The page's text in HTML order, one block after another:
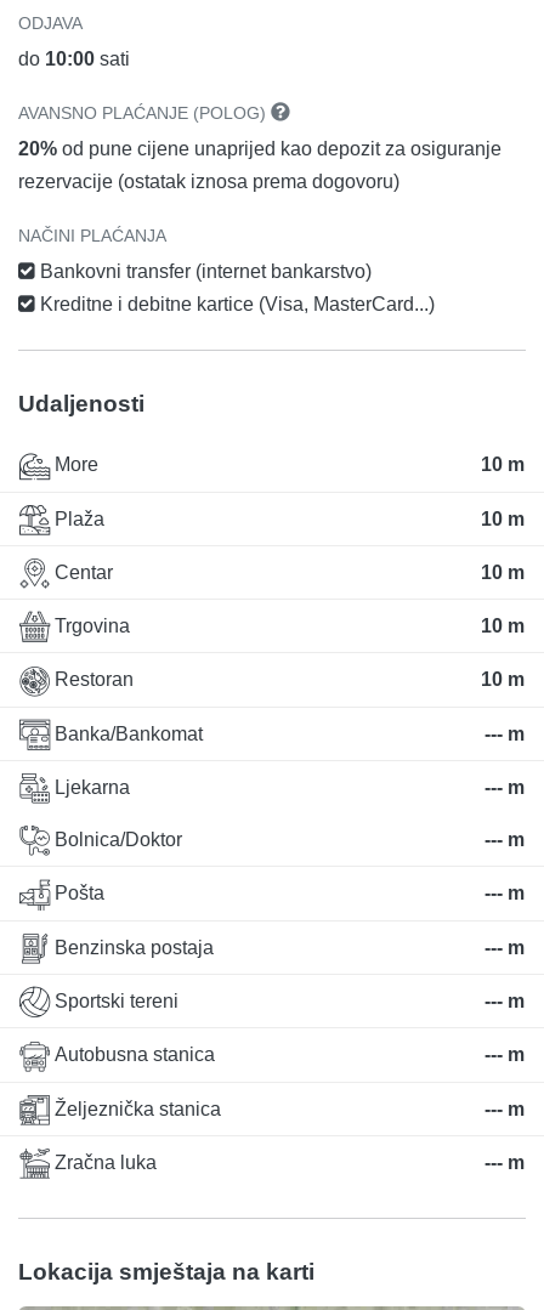
ODJAVA
do 10:00 sati
AVANSNO PLAĆANJE (POLOG)
20% od pune cijene unaprijed kao depozit za osiguranje
rezervacije (ostatak iznosa prema dogovoru)
NAČINI PLAĆANJA
Bankovni transfer (internet bankarstvo)
Kreditne i debitne kartice (Visa, MasterCard...)
Udaljenosti
More 10 m
Plaža 10 m
Centar 10 m
Trgovina 10 m
Restoran 10 m
Banka/Bankomat --- m
Ljekarna --- m
Bolnica/Doktor --- m
Pošta --- m
Benzinska postaja --- m
Sportski tereni --- m
Autobusna stanica --- m
Željeznička stanica --- m
Zračna luka --- m
Lokacija smještaja na karti